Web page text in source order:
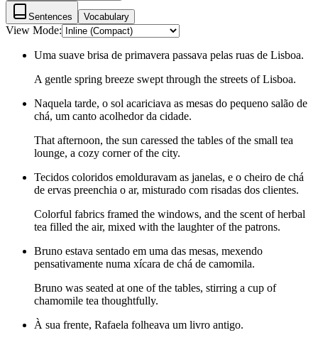
Sentences Vocabulary
View Mode:
Uma suave brisa de primavera passava pelas ruas de Lisboa.
A gentle spring breeze swept through the streets of Lisboa.
Naquela tarde, o sol acariciava as mesas do pequeno salão de
chá, um canto acolhedor da cidade.
That afternoon, the sun caressed the tables of the small tea
lounge, a cozy corner of the city.
Tecidos coloridos emolduravam as janelas, e o cheiro de chá
de ervas preenchia o ar, misturado com risadas dos clientes.
Colorful fabrics framed the windows, and the scent of herbal
tea filled the air, mixed with the laughter of the patrons.
Bruno estava sentado em uma das mesas, mexendo
pensativamente numa xícara de chá de camomila.
Bruno was seated at one of the tables, stirring a cup of
chamomile tea thoughtfully.
À sua frente, Rafaela folheava um livro antigo.